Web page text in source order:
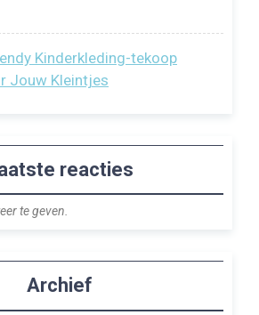
Kinderkleding-tekoop
Jouw Kleintjes
reacties
te geven.
Archief